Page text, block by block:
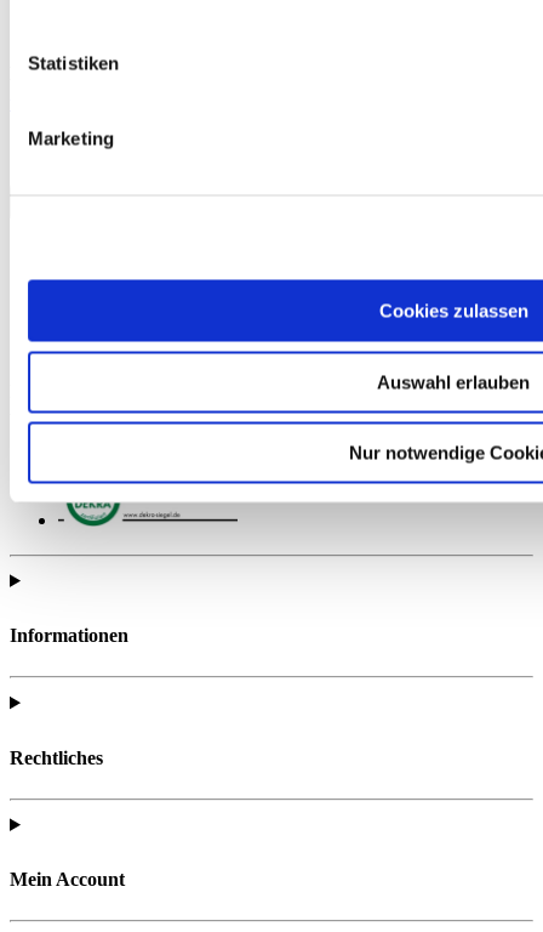
Statistiken
Marketing
Cookies zulassen
Auswahl erlauben
Nur notwendige
Kostenlos
0,00 €
Hier finden Sie alle wichtigen Materialien zur gezielten
Vorbereitung auf Ihre Prüfung.
Informationen
Rechtliches
Mein Account